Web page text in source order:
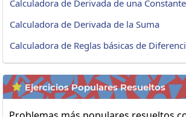
Calculadora de Derivada de una Constante
Calculadora de Derivada de la Suma
Calculadora de Reglas básicas de
 Ejercicios Populares Resueltos